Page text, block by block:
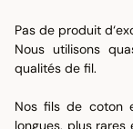
Pas de produit
Nous utilisons
qualités de fil.
Nos fils de coton
longues, plus